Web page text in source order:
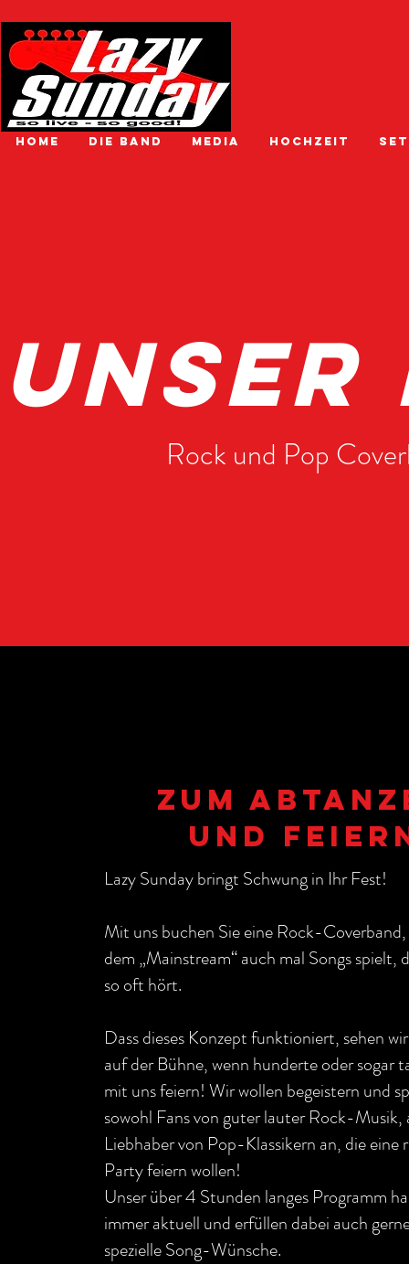
HOME DIE BAND MEDIA HOCHZEIT
uNSER
Rock und Pop
ZUM
UND
Lazy Sunday bringt Schwung in Ihr Fest!
Mit uns buchen Sie eine Rock-
dem „Mainstream“ auch mal Songs spielt,
so oft hört.
Dass dieses Konzept funktioniert, sehen
auf der Bühne, wenn hunderte oder sogar
mit uns feiern! Wir wollen begeistern und
sowohl Fans von guter lauter Rock-Musik,
Liebhaber von Pop-Klassikern an, die eine
Party feiern wollen!
Unser über 4 Stunden langes Programm
immer aktuell und erfüllen dabei auch
spezielle Song-Wünsche.